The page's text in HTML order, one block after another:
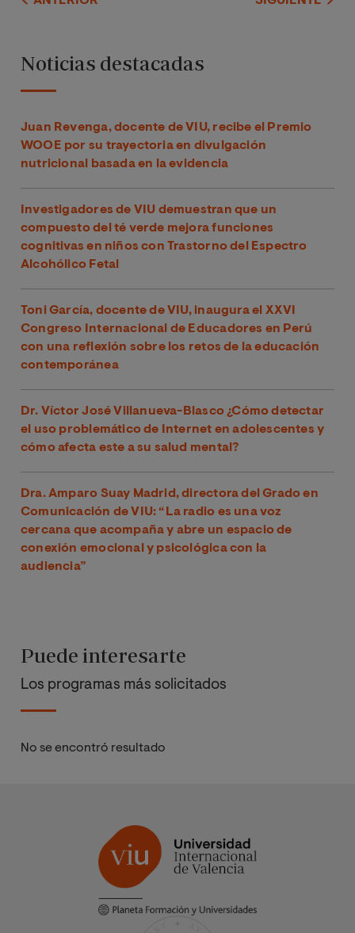
Noticias destacadas
Juan Revenga, docente de VIU, recibe el Premio
WOOE por su trayectoria en divulgación
nutricional basada en la evidencia
Investigadores de VIU demuestran que un
compuesto del té verde mejora funciones
cognitivas en niños con Trastorno del Espectro
Alcohólico Fetal
Toni García, docente de VIU, inaugura el XXVI
Congreso Internacional de Educadores en Perú
con una reflexión sobre los retos de la educación
contemporánea
Dr. Víctor José Villanueva-Blasco ¿Cómo detectar
el uso problemático de Internet en adolescentes y
cómo afecta este a su salud mental?
Dra. Amparo Suay Madrid, directora del Grado en
Comunicación de VIU: “La radio es una voz
cercana que acompaña y abre un espacio de
conexión emocional y psicológica con la
audiencia”
Puede interesarte
Los programas más solicitados
No se encontró resultado